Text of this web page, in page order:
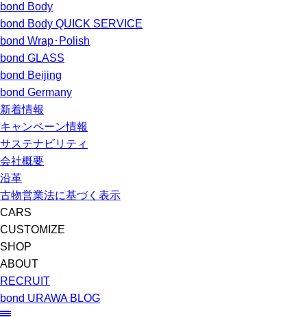
bond Body
bond Body QUICK SERVICE
bond Wrap･Polish
bond GLASS
bond Beijing
bond Germany
新着情報
キャンペーン情報
サステナビリティ
会社概要
沿革
古物営業法に基づく表示
CARS
CUSTOMIZE
SHOP
ABOUT
RECRUIT
bond URAWA BLOG